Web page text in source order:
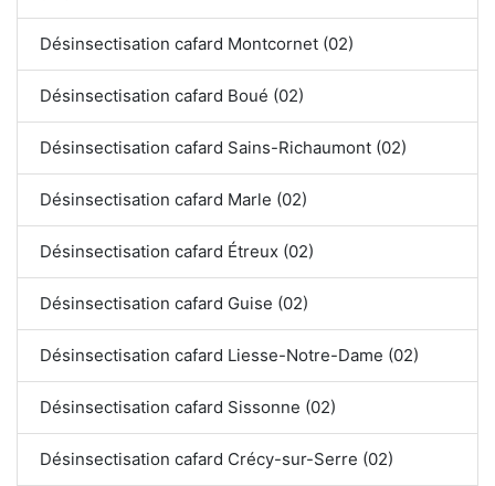
Désinsectisation cafard Montcornet (02)
Désinsectisation cafard Boué (02)
Désinsectisation cafard Sains-Richaumont (02)
Désinsectisation cafard Marle (02)
Désinsectisation cafard Étreux (02)
Désinsectisation cafard Guise (02)
Désinsectisation cafard Liesse-Notre-Dame (02)
Désinsectisation cafard Sissonne (02)
Désinsectisation cafard Crécy-sur-Serre (02)